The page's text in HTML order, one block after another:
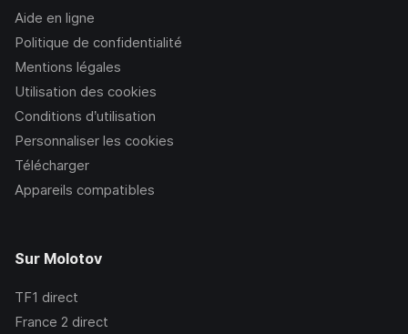
Aide en ligne
Politique de confidentialité
Mentions légales
Utilisation des cookies
Conditions d’utilisation
Personnaliser les cookies
Télécharger
Appareils compatibles
Sur Molotov
TF1 direct
France 2 direct